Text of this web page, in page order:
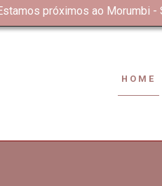
próximos ao Morumbi -
HOME